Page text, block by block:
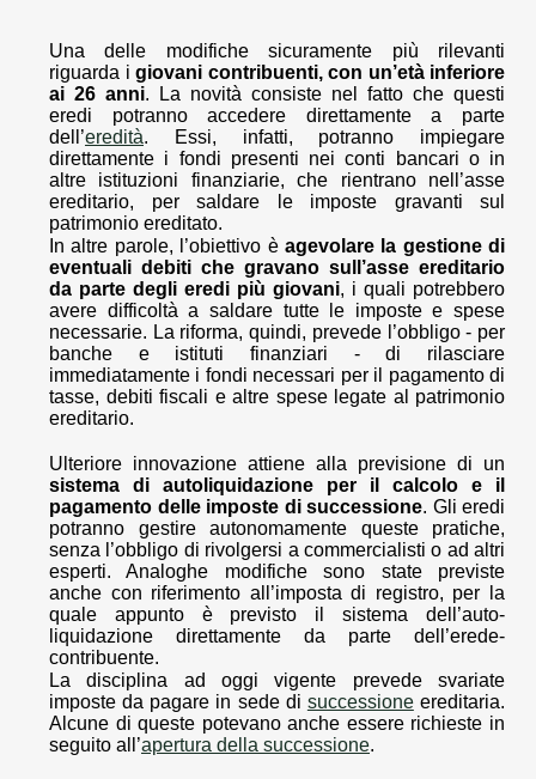
Una delle modifiche sicuramente più rilevanti
riguarda i giovani contribuenti, con un’età inferiore
ai 26 anni. La novità consiste nel fatto che questi
eredi potranno accedere direttamente a parte
dell’eredità. Essi, infatti, potranno impiegare
direttamente i fondi presenti nei conti bancari o in
altre istituzioni finanziarie, che rientrano nell’asse
ereditario, per saldare le imposte gravanti sul
patrimonio ereditato.
In altre parole, l’obiettivo è agevolare la gestione di
eventuali debiti che gravano sull’asse ereditario
da parte degli eredi più giovani, i quali potrebbero
avere difficoltà a saldare tutte le imposte e spese
necessarie. La riforma, quindi, prevede l’obbligo - per
banche e istituti finanziari - di rilasciare
immediatamente i fondi necessari per il pagamento di
tasse, debiti fiscali e altre spese legate al patrimonio
ereditario.
Ulteriore innovazione attiene alla previsione di un
sistema di autoliquidazione per il calcolo e il
pagamento delle imposte di successione. Gli eredi
potranno gestire autonomamente queste pratiche,
senza l’obbligo di rivolgersi a commercialisti o ad altri
esperti. Analoghe modifiche sono state previste
anche con riferimento all’imposta di registro, per la
quale appunto è previsto il sistema dell’auto-
liquidazione direttamente da parte dell’erede-
contribuente.
La disciplina ad oggi vigente prevede svariate
imposte da pagare in sede di successioneereditaria.
Alcune di queste potevano anche essere richieste in
seguito all’apertura della successione.